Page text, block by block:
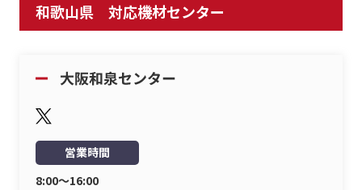
和歌山県 対応機材センター
営業時間
8:00〜16:00